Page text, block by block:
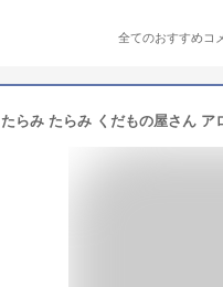
全てのおすすめコ
たらみ たらみ くだもの屋さん ア